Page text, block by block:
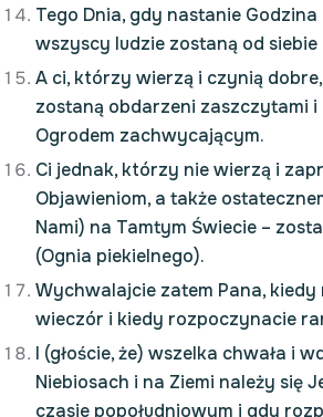
Tego Dnia, gdy nastanie
wszyscy ludzie zostaną od siebie
A ci, którzy wierzą i czynią
zostaną obdarzeni zaszczytami i
Ogrodem zachwycającym.
Ci jednak, którzy nie wierzą i
Objawieniom, a także
Nami) na Tamtym Świecie –
(Ognia piekielnego).
Wychwalajcie zatem Pana,
wieczór i kiedy rozpoczynacie
I (głoście, że) wszelka chwała i
Niebiosach i na Ziemi należy się
czasie popołudniowym i gdy